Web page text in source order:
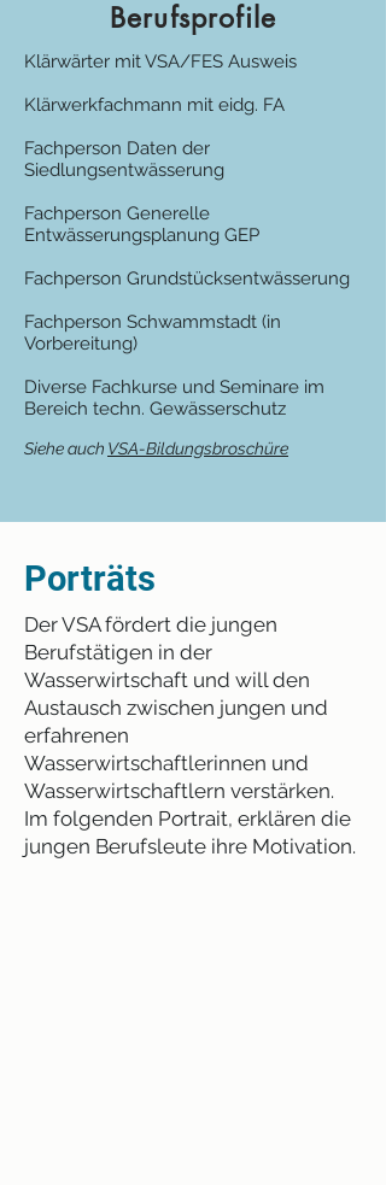
Berufsprofile
Klärwärter mit VSA/FES Ausweis
Klärwerkfachmann mit eidg. FA
Fachperson Daten der
Siedlungsentwässerung
Fachperson Generelle
Entwässerungsplanung GEP
Fachperson Grundstücksentwässerung
Fachperson Schwammstadt (in
Vorbereitung)
Diverse Fachkurse und Seminare im
Bereich techn. Gewässerschutz
Siehe auch VSA-Bildungsbroschüre
Porträts
Der VSA fördert die jungen
Berufstätigen in der
Wasserwirtschaft und will den
Austausch zwischen jungen und
erfahrenen
Wasserwirtschaftlerinnen und
Wasserwirtschaftlern verstärken.
Im folgenden Portrait, erklären die
jungen Berufsleute ihre Motivation.